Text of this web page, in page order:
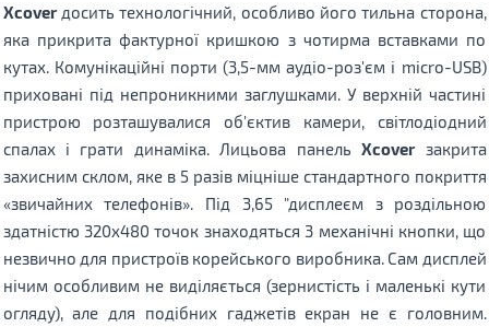
Xcoverдосить технологічний, особливо його тильна сторона,
яка прикрита фактурної кришкою з чотирма вставками по
кутах. Комунікаційні порти (3,5-мм аудіо-роз'єм і micro-USB)
приховані під непроникними заглушками. У верхній частині
пристрою розташувалися об'єктив камери, світлодіодний
спалах і грати динаміка. Лицьова панельXcoverзакрита
захисним склом, яке в 5 разів міцніше стандартного покриття
«звичайних телефонів». Під 3,65 "дисплеєм з роздільною
здатністю 320x480 точок знаходяться 3 механічні кнопки, що
незвично для пристроїв корейського виробника. Сам дисплей
нічим особливим не виділяється (зернистість і маленькі кути
огляду), але для подібних гаджетів екран не є головним.